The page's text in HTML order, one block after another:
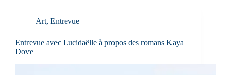
Art, Entrevue
Entrevue avec Lucidaëlle à propos des romans Kaya
Dove